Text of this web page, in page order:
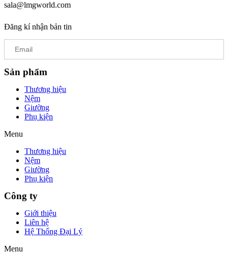
sala@lmgworld.com
Đăng kí nhận bản tin
Sản phẩm
Thương hiệu
Nệm
Giường
Phụ kiện
Menu
Thương hiệu
Nệm
Giường
Phụ kiện
Công ty
Giới thiệu
Liên hệ
Hệ Thống Đại Lý
Menu